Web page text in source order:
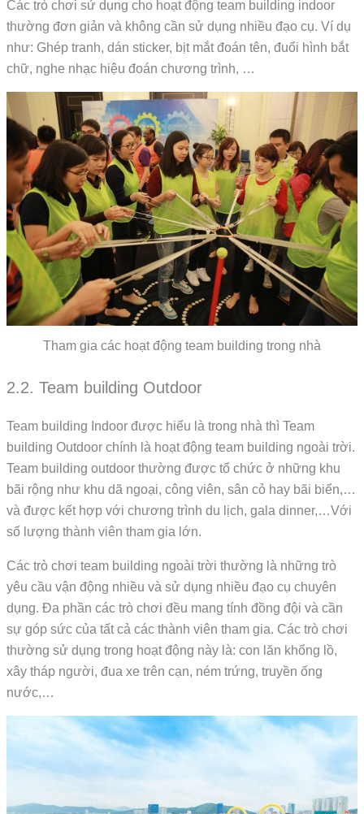
Các trò chơi sử dụng cho hoạt động team building indoor
thường đơn giản và không cần sử dụng nhiều đạo cụ. Ví dụ
như: Ghép tranh, dán sticker, bịt mắt đoán tên, đuổi hình bắt
chữ, nghe nhạc hiệu đoán chương trình, …
Tham gia các hoạt động team building trong nhà
2.2. Team building Outdoor
Team building Indoor được hiểu là trong nhà thì Team
building Outdoor chính là hoạt động team building ngoài trời.
Team building outdoor thường được tổ chức ở những khu
bãi rộng như khu dã ngoại, công viên, sân cỏ hay bãi biển,…
và được kết hợp với chương trình du lịch, gala dinner,…Với
số lượng thành viên tham gia lớn.
Các trò chơi team building ngoài trời thường là những trò
yêu cầu vận động nhiều và sử dụng nhiều đạo cụ chuyên
dụng. Đa phần các trò chơi đều mang tính đồng đội và cần
sự góp sức của tất cả các thành viên tham gia. Các trò chơi
thường sử dụng trong hoạt động này là: con lăn khổng lồ,
xây tháp người, đua xe trên cạn, ném trứng, truyền ống
nước,…